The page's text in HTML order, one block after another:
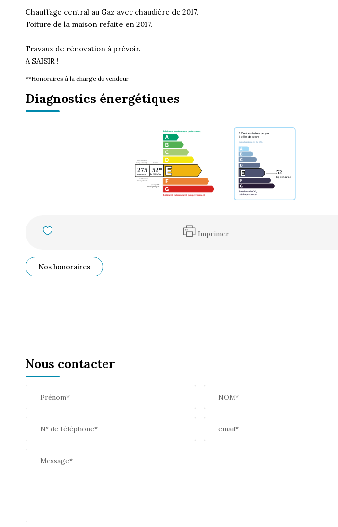
Chauffage central au Gaz avec chaudière de 2017.
Toiture de la maison refaite en 2017.
Travaux de rénovation à prévoir.
A SAISIR !
**Honoraires à la charge du vendeur
Diagnostics énergétiques
Imprimer
Nos honoraires
Nous contacter
Prénom* NOM*
N° de téléphone* email*
Message*